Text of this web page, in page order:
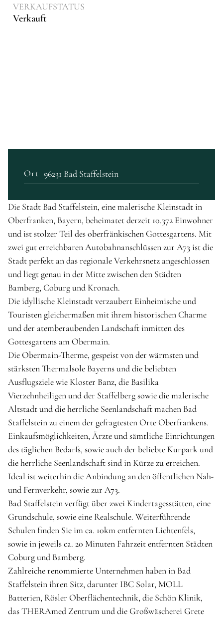
VERKAUFSTATUS
Verkauft
Ort 96231 Bad Staffelstein
Die Stadt Bad Staffelstein, eine malerische Kleinstadt in
Oberfranken, Bayern, beheimatet derzeit 10.372 Einwohner
und ist stolzer Teil des oberfränkischen Gottesgartens. Mit
zwei gut erreichbaren Autobahnanschlüssen zur A73 ist die
Stadt perfekt an das regionale Verkehrsnetz angeschlossen
und liegt genau in der Mitte zwischen den Städten
Bamberg, Coburg und Kronach.
Die idyllische Kleinstadt verzaubert Einheimische und
Touristen gleichermaßen mit ihrem historischen Charme
und der atemberaubenden Landschaft inmitten des
Gottesgartens am Obermain.
Die Obermain-Therme, gespeist von der wärmsten und
stärksten Thermalsole Bayerns und die beliebten
Ausflugsziele wie Kloster Banz, die Basilika
Vierzehnheiligen und der Staffelberg sowie die malerische
Altstadt und die herrliche Seenlandschaft machen Bad
Staffelstein zu einem der gefragtesten Orte Oberfrankens.
Einkaufsmöglichkeiten, Ärzte und sämtliche Einrichtungen
des täglichen Bedarfs, sowie auch der beliebte Kurpark und
die herrliche Seenlandschaft sind in Kürze zu erreichen.
Ideal ist weiterhin die Anbindung an den öffentlichen Nah-
und Fernverkehr, sowie zur A73.
Bad Staffelstein verfügt über zwei Kindertagesstätten, eine
Grundschule, sowie eine Realschule. Weiterführende
Schulen finden Sie im ca. 10km entfernten Lichtenfels,
sowie in jeweils ca. 20 Minuten Fahrzeit entfernten Städten
Coburg und Bamberg.
Zahlreiche renommierte Unternehmen haben in Bad
Staffelstein ihren Sitz, darunter IBC Solar, MOLL
Batterien, Rösler Oberflächentechnik, die Schön Klinik,
das THERAmed Zentrum und die Großwäscherei Grete